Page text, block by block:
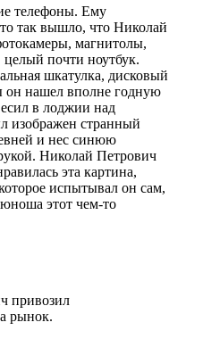
телефоны. Ему
так вышло, что Николай
магнитолы,
целый почти ноутбук.
шкатулка, дисковый
он нашел вполне годную
в лоджии над
изображен странный
и нес синюю
Николай Петрович
эта картина,
испытывал он сам,
этот чем-то
привозил
рынок.